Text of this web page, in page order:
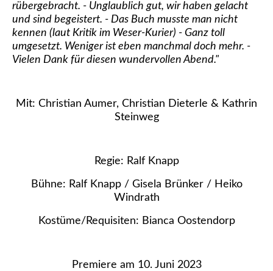
rübergebracht. - Unglaublich gut, wir haben gelacht
und sind begeistert. - Das Buch musste man nicht
kennen (laut Kritik im Weser-Kurier) - Ganz toll
umgesetzt. Weniger ist eben manchmal doch mehr. -
Vielen Dank für diesen wundervollen Abend."
Mit: Christian Aumer, Christian Dieterle & Kathrin
Steinweg
Regie: Ralf Knapp
Bühne: Ralf Knapp / Gisela Brünker / Heiko
Windrath
Kostüme/Requisiten: Bianca Oostendorp
Premiere am 10. Juni 2023